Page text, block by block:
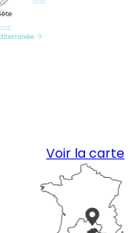
Voir la carte